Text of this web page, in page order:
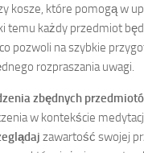
kosze, które pomogą w
temu każdy przedmiot
pozwoli na szybkie
rozpraszania uwagi.
zbędnych
w kontekście
zawartość swojej